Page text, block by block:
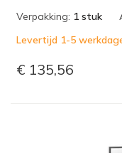
Verpakking: 1 stuk
Levertijd 1-5
€ 135,56